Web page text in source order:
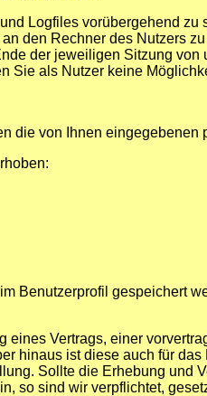
Logfiles vorübergehend
den Rechner des Nutzers
der jeweiligen Sitzung
Sie als Nutzer keine
die von Ihnen eingegebenen
Benutzerprofil gespeichert
Vertrags, einer
hinaus ist diese auch für
Sollte die Erhebung und
so sind wir verpflichtet,